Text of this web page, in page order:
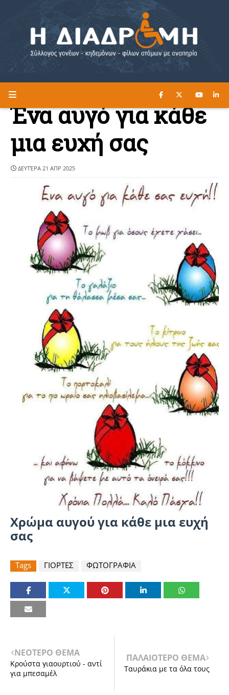
Η ΔΙΑΔΡΟΜΗ ΔΙΑΒΑΣΤΕ ΕΔΩ ►
Ένα αυγό για κάθε
μια ευχή σας
ΔΕΥΤΈΡΑ 21 ΑΠΡ 2025
Χρώμα αυγού για κάθε μια ευχή
σας
Tags ΓΙΟΡΤΕΣ ΦΩΤΟΓΡΑΦΙΑ
ΝΕΟΤΕΡΟ ΘΕΜΑ
Κρούστα γιαουρτιού - αντί
για μπεσαμέλ
ΠΑΛΑΙΟΤΕΡΟ ΘΕΜΑ
Ταυράκια με τα όλα τους